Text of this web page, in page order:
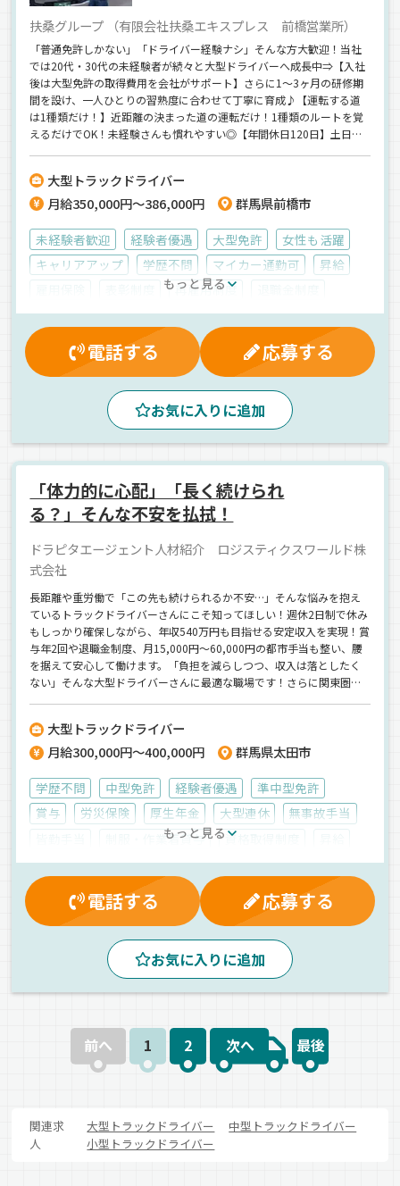
扶桑グループ （有限会社扶桑エキスプレス 前橋営業所）
「普通免許しかない」「ドライバー経験ナシ」そんな方大歓迎！当社
では20代・30代の未経験者が続々と大型ドライバーへ成長中⇒【入社
後は大型免許の取得費用を会社がサポート】さらに1～3ヶ月の研修期
間を設け、一人ひとりの習熟度に合わせて丁寧に育成♪【運転する道
は1種類だけ！】近距離の決まった道の運転だけ！1種類のルートを覚
えるだけでOK！未経験さんも慣れやすい◎【年間休日120日】土日祝
大型トラックドライバー
月給350,000円～386,000円
群馬県前橋市
未経験者歓迎 経験者優遇 大型免許
女性も活躍
キャリアアップ
学歴不問 マイカー通勤可
昇給
再雇用制度
健康保険
有給休暇 資格取得制度
労災保険
厚生年金
大型連休 賞与
深夜手当
制服・作業着貸与
能率評価 残業手当
皆勤手当
真夜中 センター便
1人1台専用車
地場 長距離 ルート配送
エアサス
カーナビ搭載
バックアイモニター装備
ドライブレコーダー
AT可 拠点多数
中距離
雑貨
箱車 ウィング車 正社員
もっと見る
電話する 応募する
お気に入りに追加
「体力的に心配」「長く続けられ
る？」そんな不安を払拭！
ドラピタエージェント人材紹介 ロジスティクスワールド株
式会社
長距離や重労働で「この先も続けられるか不安…」そんな悩みを抱え
ているトラックドライバーさんにこそ知ってほしい！週休2日制で休み
もしっかり確保しながら、年収540万円も目指せる安定収入を実現！賞
与年2回や退職金制度、月15,000円～60,000円の都市手当も整い、腰
を据えて安心して働けます。「負担を減らしつつ、収入は落としたく
ない」そんな大型ドライバーさんに最適な職場です！さらに関東圏内
社】でのお仕事ですが、応募はドラピタエージェントを通じてのご紹
介になります！
大型トラックドライバー
月給300,000円～400,000円
群馬県太田市
学歴不問 中型免許 経験者優遇
準中型免許
賞与
労災保険 厚生年金 大型連休
無事故手当
制服・作業着貸与 資格取得制度
健康保険
交通費支給 退職金制度
雇用保険
休日出勤割増金
有給休暇
マイカー通勤可
昼 夕方 地場
建材
正社員
もっと見る
電話する 応募する
お気に入りに追加
前へ 1 2 次へ 最後
関連求
人
大型トラックドライバー
中型トラックドライバー
小型トラックドライバー